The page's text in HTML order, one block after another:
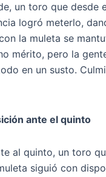
un toro que desde
logró meterlo,
la muleta se
mérito, pero la
en un susto.
ante el quinto
al quinto, un toro
siguió con